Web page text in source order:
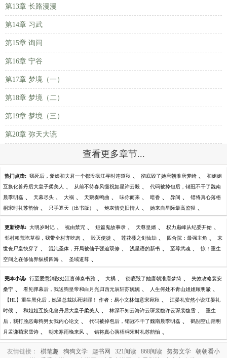
第13章 长路漫漫
第14章 习武
第15章 询问
第16章 宁谷
第17章 梦境（一）
第18章 梦境（二）
第19章 梦境（三）
第20章 弥天大谎
查看更多章节...
热门点击: 我死后，爹娘和夫君一个都没疯江寻时连道秋 、 彻底毁了她唐朝淮唐梦绮 、 和姐姐
互换化兽丹后大皇子柔美人 、 从前不待春风慢祝如星许云毅 、 代码被掉包后，销冠不干了魏南
晨季明磊 、 天幕尽头 、 大祸 、 天鹅奏鸣曲 、 味你而来 、 暗香 、 异间 、 错将真心落梧
桐宋时礼苏韵怡 、 只手遮天（出书版） 、 炮灰情史旧情人 、 她来自星际最高监狱 、
更新榜单: 大明岁时记 、 祝由禁咒 、 短篇鬼故事录 、 天尊皇婿 、 权力巅峰从纪委开始 、
邻村粮荒吃草根，我带全村齐吃肉 、 毁灭使徒 、 莲花楼之剑仙劫 、 四合院：最强主角 、 末
世丧尸皇快穿了 、 混沌圣体，开局被仙子强迫双修 、 浅星语的新书 、 至尊武魂 、 惊！重生
空间之在修仙界纵横四海 、 圣域道尊 、
完本小说: 行至爱意消散处江言傅秦书雅 、 大祸 、 彻底毁了她唐朝淮唐梦绮 、 失效攻略裴安
桑宁 、 看见弹幕后，我送狗皇帝和白月光归西元辰轩苏婉婉 、 人生何处不青山姐姐顾明澈 、
【HL】重生黑化后，她逼总裁以死谢罪！ 作者：易小文林知意宋宛秋 、 江晏礼安然小说江晏礼
时候 、 和姐姐互换化兽丹后大皇子柔美人 、 林深不知云海许云琛裴馥许云琛裴馥雪 、 重生
后，我打脸恶毒狗男女我内心论文 、 代码被掉包后，销冠不干了魏南晨季明磊 、 鹤别空山踏明
月孟谦荀宋雪诗 、 朝来寒雨晚来风 、 错将真心落梧桐宋时礼苏韵怡 、
友情链接： 棋笔趣 狗狗文学 趣书网 321阅读 868阅读 努努文学
朝朝看小